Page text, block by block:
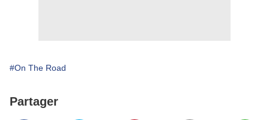
#On The Road
Partager